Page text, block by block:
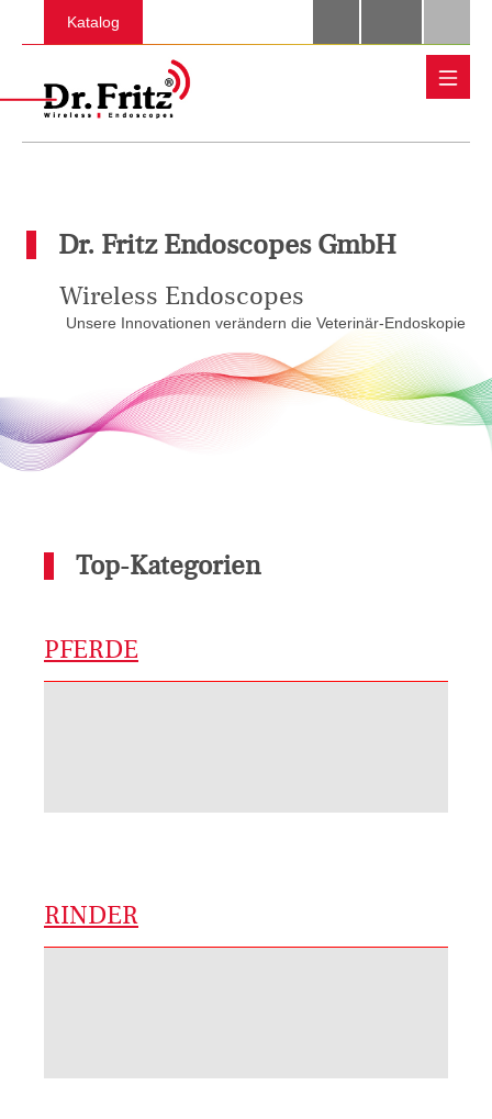
Zum Hauptinhalt springen
Katalog
Dr. Fritz Endoscopes GmbH
Wireless Endoscopes
Unsere Innovationen verändern die Veterinär-Endoskopie
Top-Kategorien
PFERDE
RINDER